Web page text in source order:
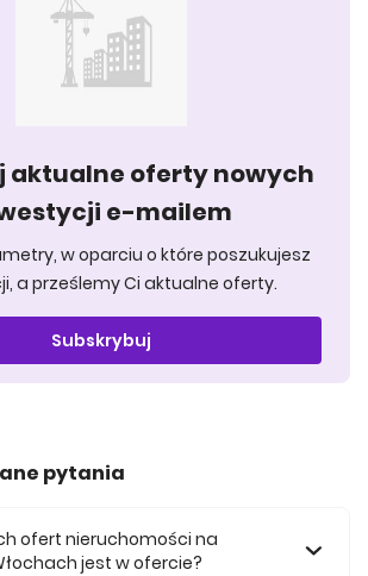
aktualne oferty nowych
e-mailem
w oparciu o które poszukujesz
a prześlemy Ci aktualne oferty.
Subskrybuj
pytania
ofert nieruchomości na
jest w ofercie?